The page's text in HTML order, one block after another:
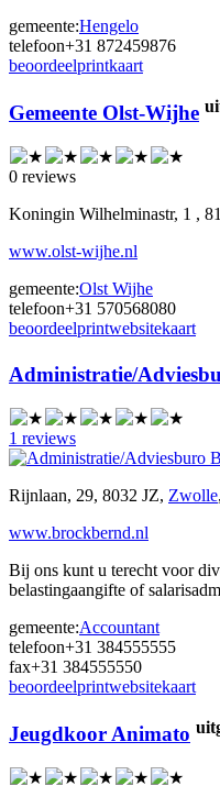
gemeente:Hengelo
telefoon+31 872459876
beoordeelprintkaart
Gemeente Olst-Wijhe
0 reviews
Koningin Wilhelminastr, 1 ,
www.olst-wijhe.nl
gemeente:Olst Wijhe
telefoon+31 570568080
beoordeelprintwebsitekaart
Administratie/
1 reviews
Rijnlaan, 29, 8032 JZ, Zwolle,
www.brockbernd.nl
Bij ons kunt u terecht voor
belastingaangifte of
gemeente:Accountant
telefoon+31 384555555
fax+31 384555550
beoordeelprintwebsitekaart
Jeugdkoor Animato